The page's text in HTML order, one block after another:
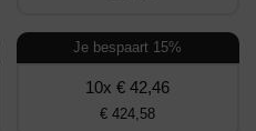
Je bespaart 15%
10x € 42,46
€ 424,58